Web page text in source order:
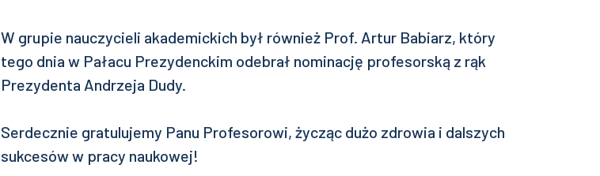
W grupie nauczycieli akademickich był również Prof. Artur Babiarz, który
tego dnia w Pałacu Prezydenckim odebrał nominację profesorską z rąk
Prezydenta Andrzeja Dudy.
Serdecznie gratulujemy Panu Profesorowi, życząc dużo zdrowia i dalszych
sukcesów w pracy naukowej!